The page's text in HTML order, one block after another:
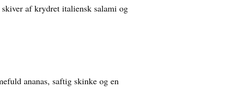
af krydret italiensk salami og
ananas, saftig skinke og en